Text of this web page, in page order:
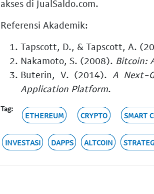
akses di JualSaldo.com.
Referensi Akademik:
Tapscott, D., & Tapscott, A.
Nakamoto, S. (2008). Bitcoin:
Buterin, V. (2014). A Next-
Application Platform.
Tag:
ETHEREUM CRYPTO SMART
INVESTASI DAPPS ALTCOIN